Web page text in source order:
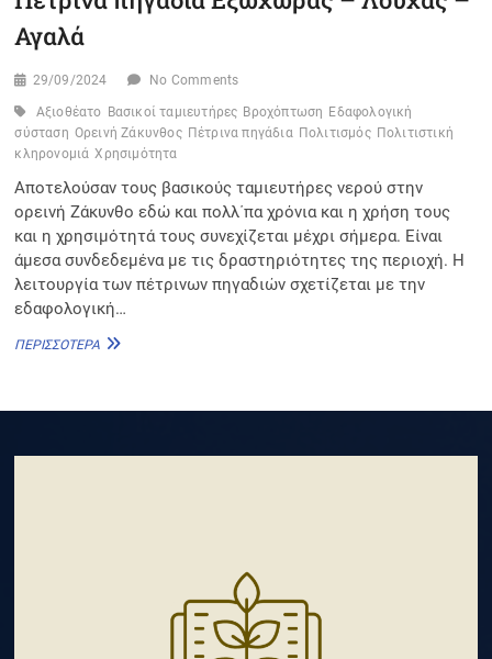
Αγαλά
29/09/2024 No Comments
Αξιοθέατο Βασικοί ταμιευτήρες Βροχόπτωση Εδαφολογική
σύσταση Ορεινή Ζάκυνθος Πέτρινα πηγάδια Πολιτισμός Πολιτιστική
κληρονομιά Χρησιμότητα
Αποτελούσαν τους βασικούς ταμιευτήρες νερού στην
ορεινή Ζάκυνθο εδώ και πολλ΄πα χρόνια και η χρήση τους
και η χρησιμότητά τους συνεχίζεται μέχρι σήμερα. Είναι
άμεσα συνδεδεμένα με τις δραστηριότητες της περιοχή. Η
λειτουργία των πέτρινων πηγαδιών σχετίζεται με την
εδαφολογική…
ΠΕΡΙΣΣΌΤΕΡΑ ΠΈΤΡΙΝΑ
ΑΓΑΛΆ